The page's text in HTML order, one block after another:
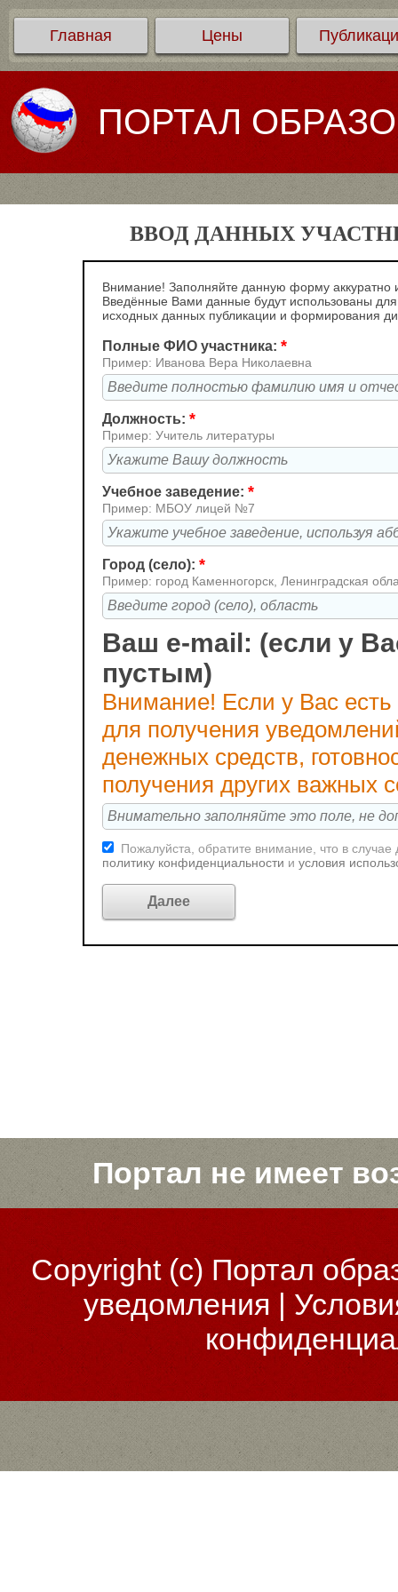
Главная Цены
ПОРТАЛ
ВВОД ДАННЫХ
Внимание! Заполняйте данную форму аккуратно
Введённые Вами данные будут использованы
исходных данных публикации и формирования
Полные ФИО участника: *
Пример: Иванова Вера Николаевна
Должность: *
Пример: Учитель литературы
Учебное заведение: *
Пример: МБОУ лицей №7
Город (село): *
Пример: город Каменногорск, Ленинградская
Ваш e-mail: (если у
пустым)
Внимание! Если у Вас
для получения
денежных средств,
получения других важных
Пожалуйста, обратите внимание, что в
политику конфиденциальности и условия
Портал не имеет
Copyright (c)Портал
уведомления |